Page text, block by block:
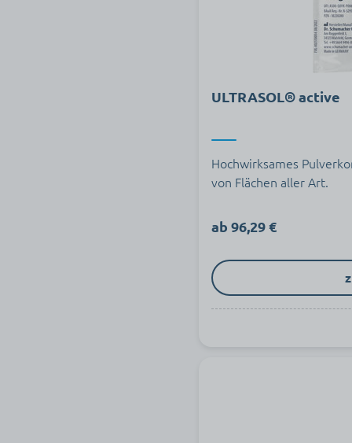
ULTRASOL® active
Hochwirksames
von Flächen aller Art.
ab 96,29 €